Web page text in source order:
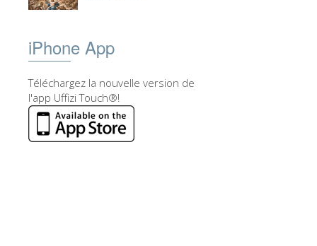
iPhone App
Téléchargez la nouvelle version de
l'app Uffizi Touch®!